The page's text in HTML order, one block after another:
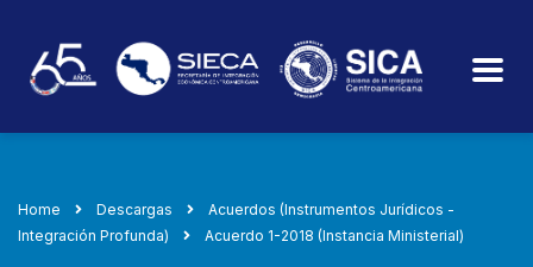
Home Descargas
Acuerdos (Instrumentos Jurídicos -
Integración Profunda)
Acuerdo 1-2018 (Instancia Ministerial)